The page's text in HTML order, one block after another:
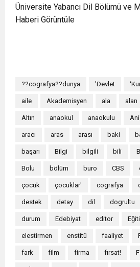
Üniversite Yabancı Dil Bölümü ve
Haberi Görüntüle
??cografya??dunya 'Devlet
aile Akademisyen ala alan
Altın anaokul anaokulu
aracı aras arası baki
başarı Bilgi bilgili bili
Bolu bölüm buro CBS
çocuk çocuklar' cografya
destek detay dil dogrultu
durum Edebiyat editor
elestirmen enstitü faaliyet
fark film firma fırsat!